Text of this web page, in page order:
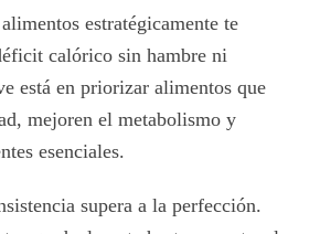
estratégicamente te
calórico sin hambre ni
está en priorizar alimentos que
mejoren el metabolismo y
esenciales.
supera a la perfección.